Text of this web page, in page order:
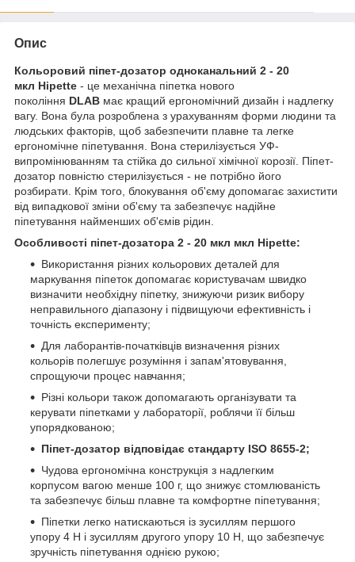
Опис
Кольоровий піпет-дозатор одноканальний 2 - 20
мкл Hipette - це механічна піпетка нового
покоління DLAB має кращий ергономічний дизайн і надлегку
вагу. Вона була розроблена з урахуванням форми людини та
людських факторів, щоб забезпечити плавне та легке
ергономічне піпетування. Вона стерилізується УФ-
випромінюванням та стійка до сильної хімічної корозії. Піпет-
дозатор повністю стерилізується - не потрібно його
розбирати. Крім того, блокування об'єму допомагає захистити
від випадкової зміни об'єму та забезпечує надійне
піпетування найменших об'ємів рідин.
Особливості піпет-дозатора 2 - 20 мкл мкл Hipette:
Використання різних кольорових деталей для
маркування піпеток допомагає користувачам швидко
визначити необхідну піпетку, знижуючи ризик вибору
неправильного діапазону і підвищуючи ефективність і
точність експерименту;
Для лаборантів-початківців визначення різних
кольорів полегшує розуміння і запам'ятовування,
спрощуючи процес навчання;
Різні кольори також допомагають організувати та
керувати піпетками у лабораторії, роблячи її більш
упорядкованою;
Піпет-дозатор відповідає стандарту ISO 8655-2;
Чудова ергономічна конструкція з надлегким
корпусом вагою менше 100 г, що знижує стомлюваність
та забезпечує більш плавне та комфортне піпетування;
Піпетки легко натискаються із зусиллям першого
упору 4 Н і зусиллям другого упору 10 Н, що забезпечує
зручність піпетування однією рукою;